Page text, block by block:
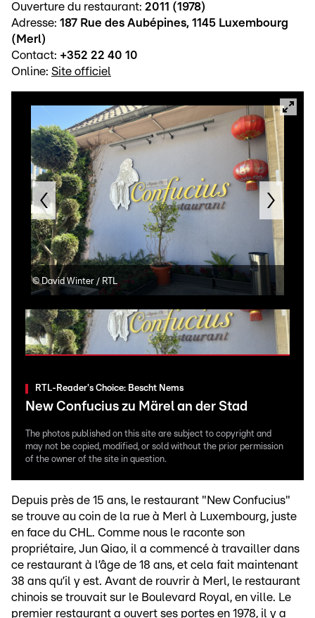
Ouverture du restaurant: 2011 (1978)
Adresse: 187 Rue des Aubépines, 1145 Luxembourg
(Merl)
Contact: +352 22 40 10
Online: Site officiel
©David Winter / RTL
RTL-Reader's Choice: Bescht Nems
New Confucius zu Märel an der Stad
The photos published on this site are subject to copyright and
may not be copied, modified, or sold without the prior permission
of the owner of the site in question.
Depuis près de 15 ans, le restaurant "New Confucius"
se trouve au coin de la rue à Merl à Luxembourg, juste
en face du CHL. Comme nous le raconte son
propriétaire, Jun Qiao, il a commencé à travailler dans
ce restaurant à l’âge de 18 ans, et cela fait maintenant
38 ans qu’il y est. Avant de rouvrir à Merl, le restaurant
chinois se trouvait sur le Boulevard Royal, en ville. Le
premier restaurant a ouvert ses portes en 1978, il y a